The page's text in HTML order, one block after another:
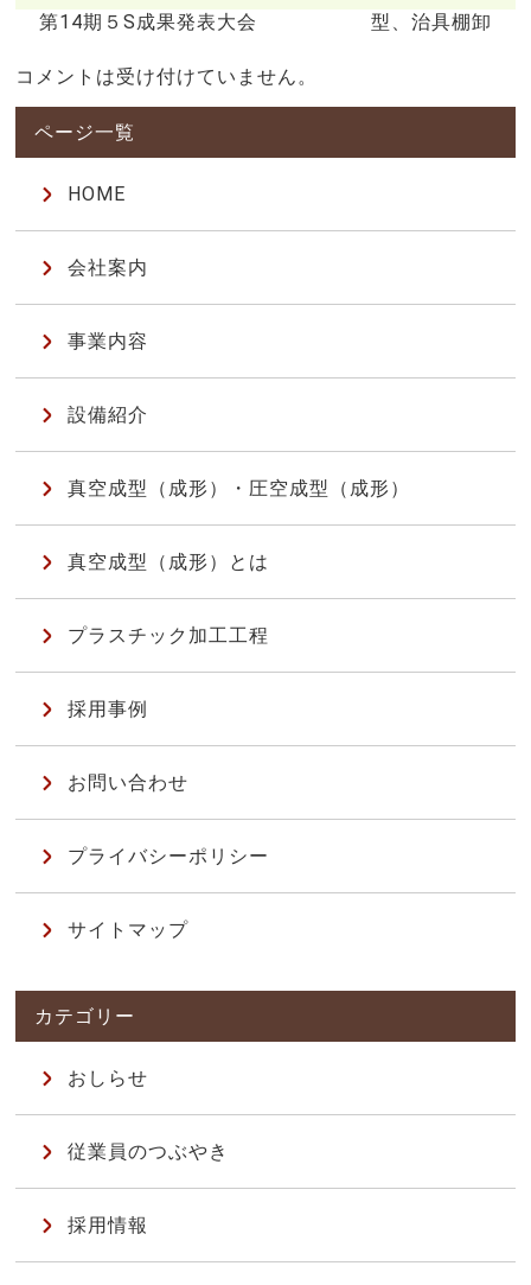
第14期５S成果発表大会 型、治具棚卸
コメントは受け付けていません。
HOME
会社案内
事業内容
設備紹介
真空成型（成形）・圧空成型（成形）
真空成型（成形）とは
プラスチック加工工程
採用事例
お問い合わせ
プライバシーポリシー
サイトマップ
おしらせ
従業員のつぶやき
採用情報